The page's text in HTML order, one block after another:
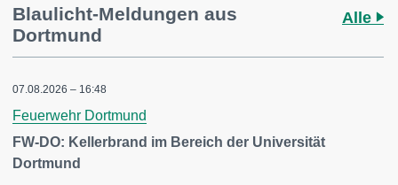
Blaulicht-Meldungen aus
Dortmund
Alle
07.08.2026 – 16:48
Feuerwehr Dortmund
FW-DO: Kellerbrand im Bereich der Universität
Dortmund